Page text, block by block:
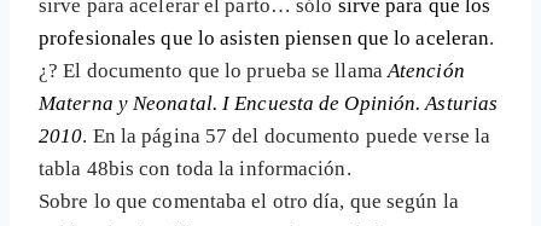
sirve para acelerar el parto… sólo sirve para que los
profesionales que lo asisten piensen que lo aceleran.
¿? El documento que lo prueba se llamaAtención
Materna y Neonatal. I Encuesta de Opinión. Asturias
2010. En la página 57 del documento puede verse la
tabla 48bis con toda la información.
Sobre lo que comentaba el otro día, que según la